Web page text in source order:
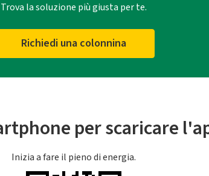
Trova la soluzione più giusta per te.
Richiedi una colonnina
per scaricare
Inizia a fare il pieno di energia.